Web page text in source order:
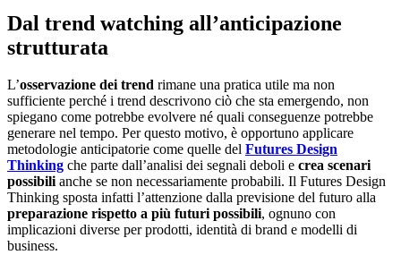
Dal trend watching all’anticipazione
strutturata
L’osservazione dei trend rimane una pratica utile ma non
sufficiente perché i trend descrivono ciò che sta emergendo, non
spiegano come potrebbe evolvere né quali conseguenze potrebbe
generare nel tempo. Per questo motivo, è opportuno applicare
metodologie anticipatorie come quelle del Futures Design
Thinking che parte dall’analisi dei segnali deboli e crea scenari
possibilianche se non necessariamente probabili. Il Futures Design
Thinking sposta infatti l’attenzione dalla previsione del futuro alla
preparazione rispetto a più futuri possibili, ognuno con
implicazioni diverse per prodotti, identità di brand e modelli di
business.